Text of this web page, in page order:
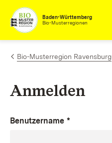
Zum Inhalt springen
Baden-Württemberg
Bio-Musterregionen
Bio-Musterregion Ravensburg
Anmelden
Benutzername *